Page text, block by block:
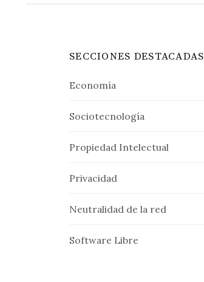
SECCIONES DESTACADAS
Economía
Sociotecnología
Propiedad Intelectual
Privacidad
Neutralidad de la red
Software Libre